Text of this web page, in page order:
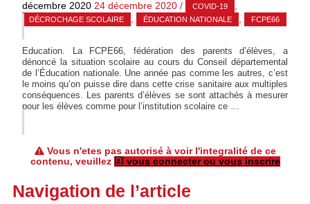
décembre 2020 24 décembre 2020 / COVID-19 ,
DÉCROCHAGE SCOLAIRE , ÉDUCATION NATIONALE , FCPE66
Education. La FCPE66, fédération des parents d’élèves, a
dénoncé la situation scolaire au cours du Conseil départemental
de l’Éducation nationale. Une année pas comme les autres, c’est
le moins qu’on puisse dire dans cette crise sanitaire aux multiples
conséquences. Les parents d’élèves se sont attachés à mesurer
pour les élèves comme pour l’institution scolaire ce …
Vous n'etes pas autorisé à voir l'integralité de ce
contenu, veuillez
vous connecter ou vous inscrire
Navigation de l’article